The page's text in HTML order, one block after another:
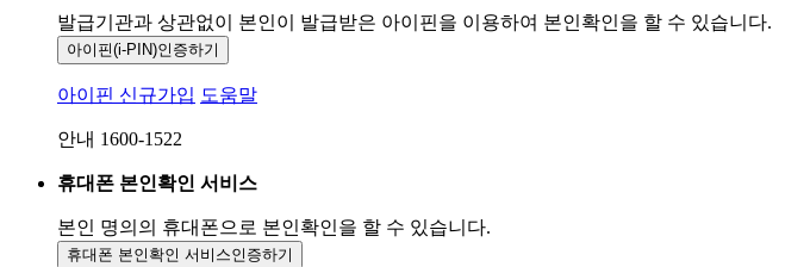
발급기관과 상관없이 본인이 발급받은 아이핀을 이용하여 본인확인을 할 수 있습니다.
아이핀(i-PIN)인증하기
아이핀 신규가입 도움말
안내 1600-1522
휴대폰 본인확인 서비스
본인 명의의 휴대폰으로 본인확인을 할 수 있습니다.
휴대폰 본인확인 서비스인증하기